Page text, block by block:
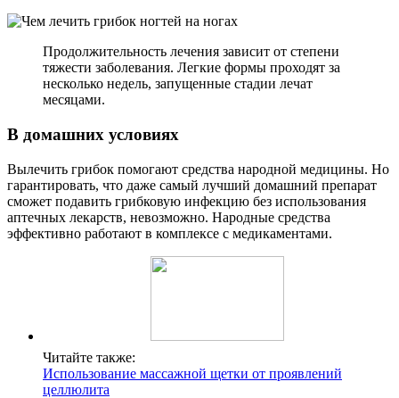
Продолжительность лечения зависит от степени
тяжести заболевания. Легкие формы проходят за
несколько недель, запущенные стадии лечат
месяцами.
В домашних условиях
Вылечить грибок помогают средства народной медицины. Но
гарантировать, что даже самый лучший домашний препарат
сможет подавить грибковую инфекцию без использования
аптечных лекарств, невозможно. Народные средства
эффективно работают в комплексе с медикаментами.
Читайте также:
Использование массажной щетки от проявлений
целлюлита